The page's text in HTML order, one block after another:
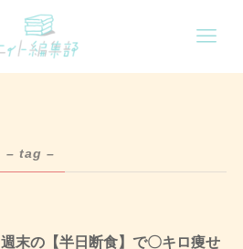
– tag –
週末の【半日断食】で〇キロ痩せ